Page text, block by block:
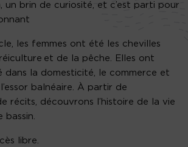
un brin de curiosité, et c’est parti pour
les femmes ont été les chevilles
et de la pêche. Elles ont
la domesticité, le commerce et
balnéaire. À partir de
récits, découvrons l’histoire de la vie
bassin.
libre.